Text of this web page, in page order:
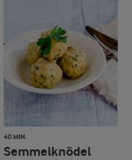
40 MIN.
Semmelknödel